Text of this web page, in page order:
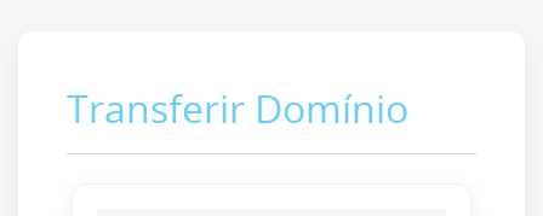
Transferir Domínio